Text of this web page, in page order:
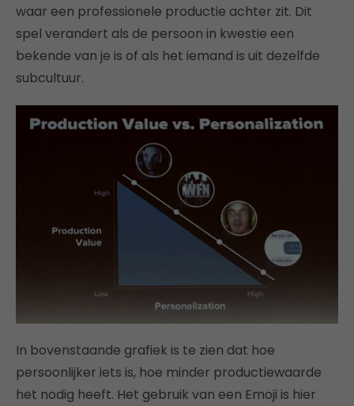
waar een professionele productie achter zit. Dit
spel verandert als de persoon in kwestie een
bekende van je is of als het iemand is uit dezelfde
subcultuur.
In bovenstaande grafiek is te zien dat hoe
persoonlijker iets is, hoe minder productiewaarde
het nodig heeft. Het gebruik van een Emoji is hier